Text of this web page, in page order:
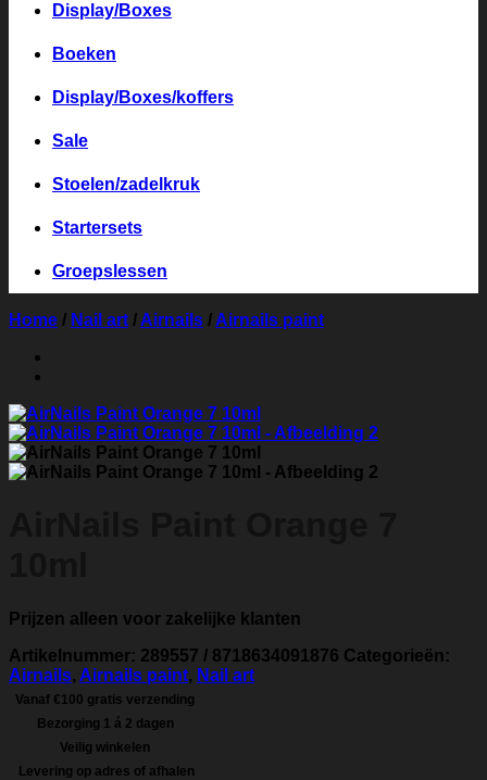
Display/Boxes
Boeken
Display/Boxes/koffers
Sale
Stoelen/zadelkruk
Startersets
Groepslessen
Home / Nail art / Airnails / Airnails paint
Prijzen alleen voor zakelijke klanten
Artikelnummer: 289557 / 8718634091876 Categorieën:
Airnails, Airnails paint, Nail art
Vanaf €100 gratis verzending
Bezorging 1 á 2 dagen
Veilig winkelen
Levering op adres of afhalen